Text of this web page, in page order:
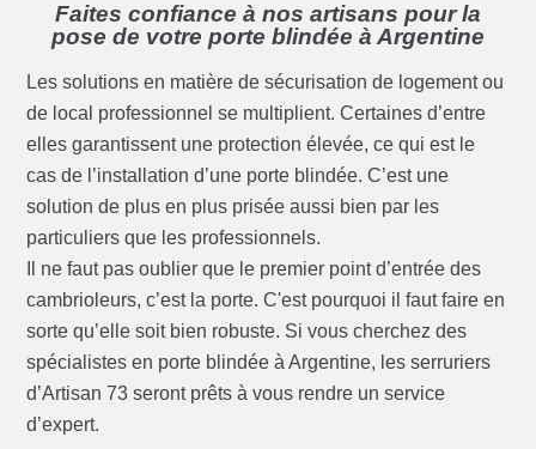
Faites confiance à nos artisans pour la
pose de votre porte blindée à Argentine
Les solutions en matière de sécurisation de logement ou
de local professionnel se multiplient. Certaines d’entre
elles garantissent une protection élevée, ce qui est le
cas de l’installation d’une porte blindée. C’est une
solution de plus en plus prisée aussi bien par les
particuliers que les professionnels.
Il ne faut pas oublier que le premier point d’entrée des
cambrioleurs, c’est la porte. C'est pourquoi il faut faire en
sorte qu’elle soit bien robuste. Si vous cherchez des
spécialistes en porte blindée à Argentine, les serruriers
d’Artisan 73 seront prêts à vous rendre un service
d’expert.